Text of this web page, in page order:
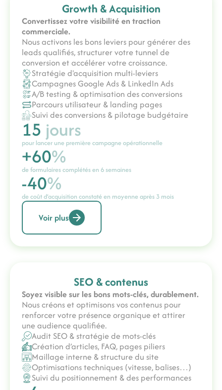
Growth & Acquisition
Convertissez votre visibilité en traction
commerciale.
Nous activons les bons leviers pour générer des
leads qualifiés, structurer votre tunnel de
conversion et accélérer votre croissance.
Stratégie d'acquisition multi-leviers
Campagnes Google Ads & LinkedIn Ads
A/B testing & optimisation des conversions
Parcours utilisateur & landing pages
Suivi des conversions & pilotage budgétaire
15 jours
pour lancer une première campagne opérationnelle
+60%
de formulaires complétés en 6 semaines
-40%
de coût d’acquisition constaté en moyenne après 3 mois
Voir plus
SEO & contenus
Soyez visible sur les bons mots-clés, durablement.
Nous créons et optimisons vos contenus pour
renforcer votre présence organique et attirer
une audience qualifiée.
Audit SEO & stratégie de mots-clés
Création d’articles, FAQ, pages piliers
Maillage interne & structure du site
Optimisations techniques (vitesse, balises…)
Suivi du positionnement & des performances